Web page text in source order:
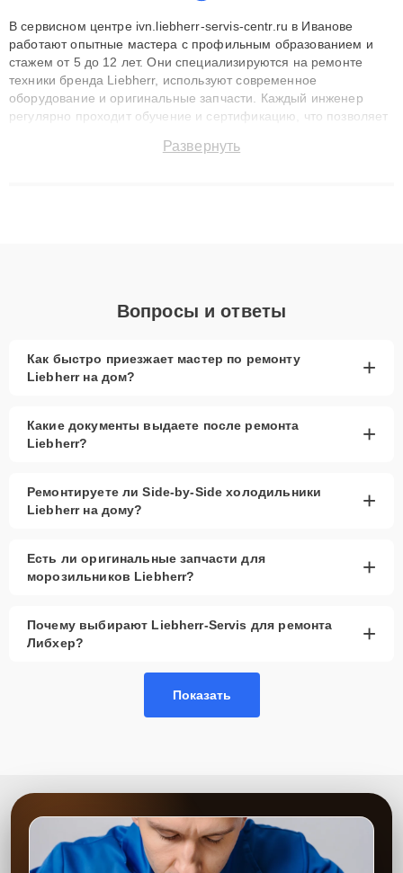
В сервисном центре ivn.liebherr-servis-centr.ru в Иванове
работают опытные мастера с профильным образованием и
стажем от 5 до 12 лет. Они специализируются на ремонте
техники бренда Liebherr, используют современное
оборудование и оригинальные запчасти. Каждый инженер
регулярно проходит обучение и сертификацию, что позволяет
технику с сохранением гарантии до 3 лет. Наши мастера
Развернуть
Вопросы и ответы
Как быстро приезжает мастер по ремонту
Liebherr на дом?
+
Какие документы выдаете после ремонта
Liebherr?
+
Ремонтируете ли Side-by-Side холодильники
Liebherr на дому?
+
Есть ли оригинальные запчасти для
морозильников Liebherr?
+
Почему выбирают Liebherr-Servis для ремонта
Либхер?
+
Показать